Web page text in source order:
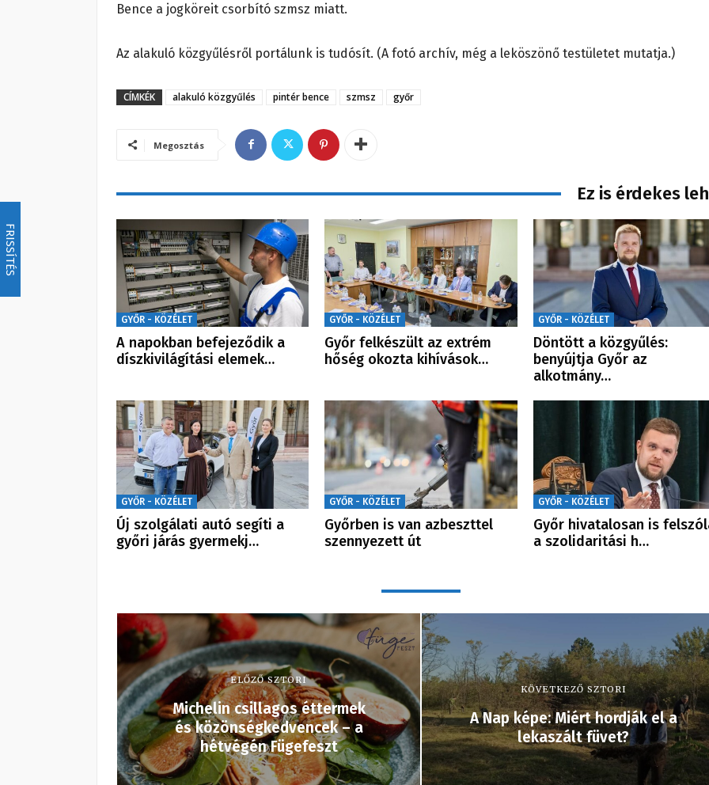
FRISSÍTÉS
Bence a jogköreit csorbító szmsz miatt.
Az alakuló közgyűlésről portálunk is tudósít. (A fotó archív, még a leköszönő testületet mutatja.)
CÍMKÉK alakuló közgyűlés pintér bence szmsz győr
Megosztás
Ez is érdekes
GYŐR - KÖZÉLET
A napokban befejeződik a
díszkivilágítási elemek…
GYŐR - KÖZÉLET
Győr felkészült az extrém
hőség okozta kihívások…
GYŐR - KÖZÉLET
Döntött a közgyűlés:
benyújtja Győr az
alkotmány…
GYŐR - KÖZÉLET
Új szolgálati autó segíti a
győri járás gyermekj…
GYŐR - KÖZÉLET
Győrben is van azbeszttel
szennyezett út
GYŐR - KÖZÉLET
Győr hivatalosan is
a szolidaritási h…
ELŐZŐ SZTORI
Michelin csillagos éttermek
és közönségkedvencek – a
hétvégén Fügefeszt
KÖVETKEZŐ SZTORI
A Nap képe: Miért hordják el a
lekaszált füvet?